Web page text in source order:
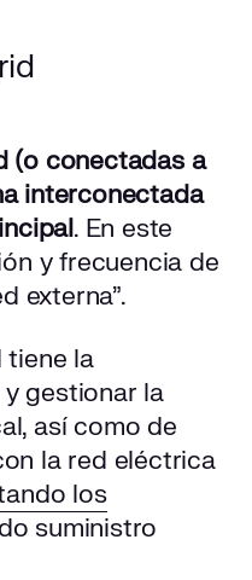
(o conectadas a
interconectada
. En este
y frecuencia de
externa”.
tiene la
gestionar la
así como de
la red eléctrica
los
suministro